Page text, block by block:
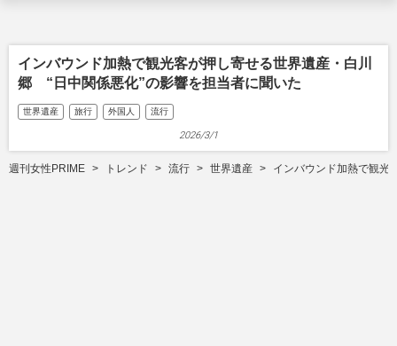
インバウンド加熱で観光客が押し寄せる世界遺産・白川
郷 “日中関係悪化”の影響を担当者に聞いた
世界遺産 旅行 外国人 流行
2026/3/1
週刊女性PRIME トレンド 流行 世界遺産 インバウンド加熱で観